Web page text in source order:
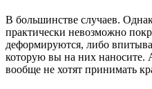
В большинстве случаев.
практически невозможно
деформируются, либо
которую вы на них наносите.
вообще не хотят принимать